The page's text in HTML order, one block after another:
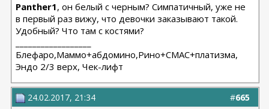
Panther1, он белый с черным? Симпатичный, уже не
в первый раз вижу, что девочки заказывают такой.
Удобный? Что там с костями?
Блефаро,Маммо+абдомино,Рино+СМАС+платизма,
Эндо 2/3 верх, Чек-лифт
#665
24.02.2017, 21:34